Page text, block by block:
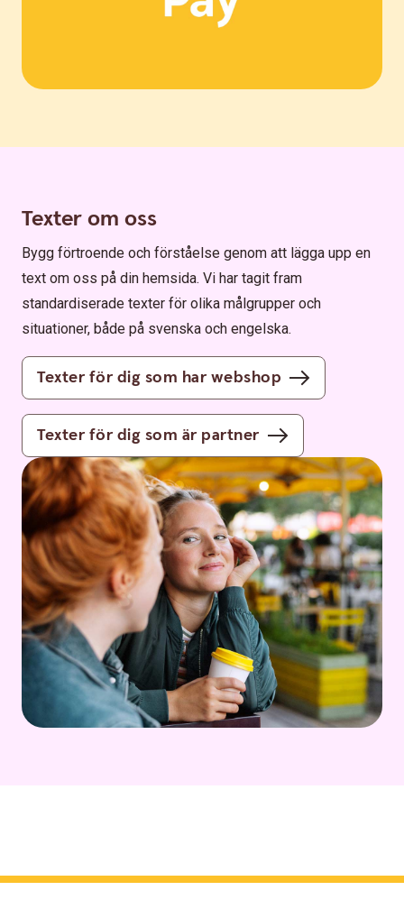
Texter om oss
Bygg förtroende och förståelse genom att lägga upp en
text om oss på din hemsida. Vi har tagit fram
standardiserade texter för olika målgrupper och
situationer, både på svenska och engelska.
Texter för dig som har webshop
Texter för dig som är partner